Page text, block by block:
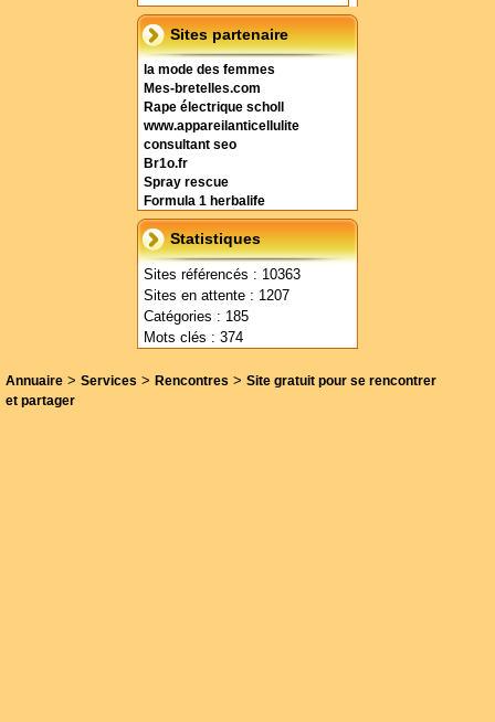
Sites partenaire
la mode des femmes
Mes-bretelles.com
Rape électrique scholl
www.appareilanticellulite
consultant seo
Br1o.fr
Spray rescue
Formula 1 herbalife
Statistiques
Sites référencés : 10363
Sites en attente : 1207
Catégories : 185
Mots clés : 374
Annuaire > Services > Rencontres > Site gratuit pour se rencontrer
et partager